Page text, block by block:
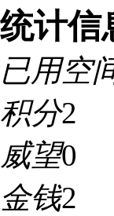
统计信
已用空
积分2
威望0
金钱2